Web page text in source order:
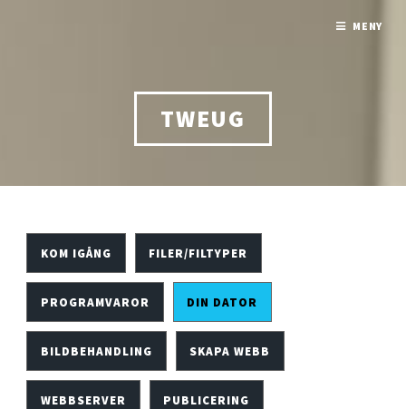
TWEUG
KOM IGÅNG FILER/FILTYPER
PROGRAMVAROR DIN DATOR
BILDBEHANDLING SKAPA WEBB
WEBBSERVER PUBLICERING
MENY